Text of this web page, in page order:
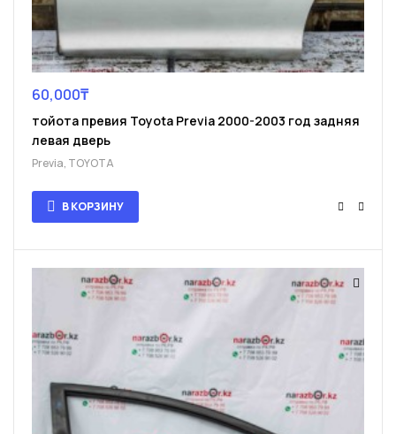
60,000₸
тойота превия Toyota Previa 2000-2003 год задняя
левая дверь
Previa, TOYOTA
В КОРЗИНУ